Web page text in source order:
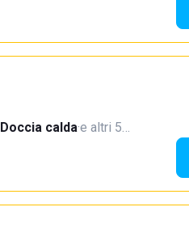
Doccia calda·e altri 5…